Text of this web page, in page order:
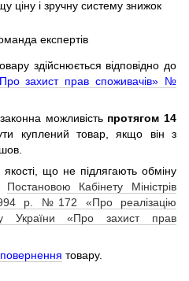
ціну і зручну систему знижок
експертів
здійснюється відповідно до
захист прав споживачів» №
можливість протягом 14
куплений товар, якщо він з
якості, що не підлягають обміну
Постановою Кабінету Міністрів
р. №172 «Про реалізацію
України «Про захист прав
товару.